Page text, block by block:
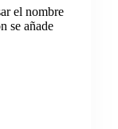
el nombre
se añade